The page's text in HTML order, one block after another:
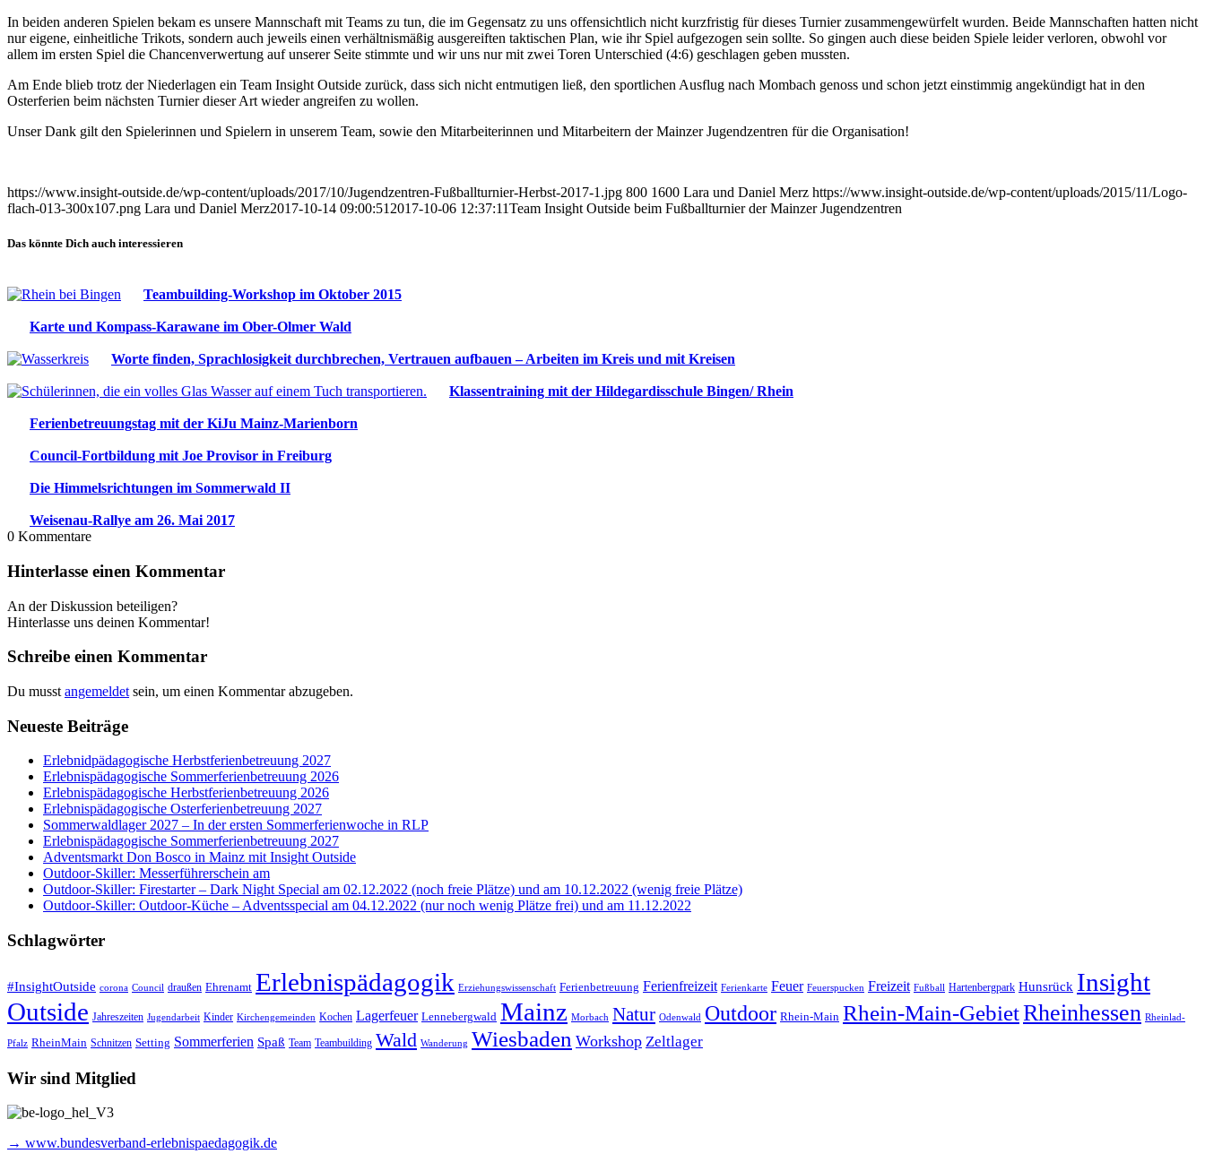
In beiden anderen Spielen bekam es unsere Mannschaft mit Teams zu tun, die im Gegensatz zu uns offensichtlich nicht kurzfristig für dieses Turnier zusammengewürfelt wurden. Beide Mannschaften hatten nicht
nur eigene, einheitliche Trikots, sondern auch jeweils einen verhältnismäßig ausgereiften taktischen Plan, wie ihr Spiel aufgezogen sein sollte. So gingen auch diese beiden Spiele leider verloren, obwohl vor
allem im ersten Spiel die Chancenverwertung auf unserer Seite stimmte und wir uns nur mit zwei Toren Unterschied (4:6) geschlagen geben mussten.
Am Ende blieb trotz der Niederlagen ein Team Insight Outside zurück, dass sich nicht entmutigen ließ, den sportlichen Ausflug nach Mombach genoss und schon jetzt einstimmig angekündigt hat in den
Osterferien beim nächsten Turnier dieser Art wieder angreifen zu wollen.
Unser Dank gilt den Spielerinnen und Spielern in unserem Team, sowie den Mitarbeiterinnen und Mitarbeitern der Mainzer Jugendzentren für die Organisation!
https://www.insight-outside.de/wp-content/uploads/2017/10/Jugendzentren-Fußballturnier-Herbst-2017-1.jpg 800 1600 Lara und Daniel Merz https://www.insight-outside.de/wp-content/uploads/2015/11/Logo-
flach-013-300x107.png Lara und Daniel Merz2017-10-14 09:00:51 2017-10-06 12:37:11Team Insight Outside beim Fußballturnier der Mainzer Jugendzentren
Das könnte Dich auch interessieren
Teambuilding-Workshop im Oktober 2015
Karte und Kompass-Karawane im Ober-Olmer Wald
Worte finden, Sprachlosigkeit durchbrechen, Vertrauen aufbauen – Arbeiten im Kreis und mit Kreisen
Klassentraining mit der Hildegardisschule Bingen/ Rhein
Ferienbetreuungstag mit der KiJu Mainz-Marienborn
Council-Fortbildung mit Joe Provisor in Freiburg
Die Himmelsrichtungen im Sommerwald II
Weisenau-Rallye am 26. Mai 2017
0 Kommentare
Hinterlasse einen Kommentar
An der Diskussion beteiligen?
Hinterlasse uns deinen Kommentar!
Schreibe einen Kommentar
Du musst angemeldet sein, um einen Kommentar abzugeben.
Neueste Beiträge
Erlebnidpädagogische Herbstferienbetreuung 2027
Erlebnispädagogische Sommerferienbetreuung 2026
Erlebnispädagogische Herbstferienbetreuung 2026
Erlebnispädagogische Osterferienbetreuung 2027
Sommerwaldlager 2027 – In der ersten Sommerferienwoche in RLP
Erlebnispädagogische Sommerferienbetreuung 2027
Adventsmarkt Don Bosco in Mainz mit Insight Outside
Outdoor-Skiller: Messerführerschein am
Outdoor-Skiller: Firestarter – Dark Night Special am 02.12.2022 (noch freie Plätze) und am 10.12.2022 (wenig freie Plätze)
Outdoor-Skiller: Outdoor-Küche – Adventsspecial am 04.12.2022 (nur noch wenig Plätze frei) und am 11.12.2022
Schlagwörter
#InsightOutside corona Council draußen Ehrenamt Erlebnispädagogik Erziehungswissenschaft Ferienbetreuung Ferienfreizeit Ferienkarte Feuer Feuerspucken Freizeit Fußball Hartenbergpark Hunsrück Insight
Outside Jahreszeiten Jugendarbeit Kinder Kirchengemeinden Kochen Lagerfeuer Lennebergwald Mainz Morbach Natur Odenwald Outdoor Rhein-Main Rhein-Main-GebietRheinhessen Rheinlad-
Pfalz RheinMain Schnitzen Setting Sommerferien Spaß Team Teambuilding Wald Wanderung Wiesbaden Workshop Zeltlager
Wir sind Mitglied
→ www.bundesverband-erlebnispaedagogik.de